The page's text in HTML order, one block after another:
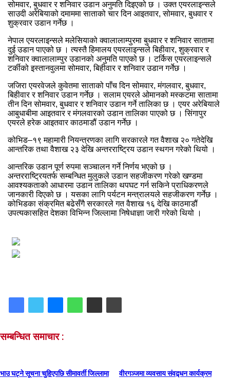
सोमवार, बुधवार र शनिवार उडान अनुमति दिइएको छ । उक्त एयरलाइन्सले
साउदी अरेबियाको दमाममा साताको चार दिन आइतवार, सोमवार, बुधवार र
शुक्रवार उडान गर्नेछ ।
नेपाल एयरलाइन्सले मलेसियाको क्वालालाम्पुरमा बुधवार र शनिवार सातामा
दुई उडान पाएको छ । त्यस्तै हिमालय एयरलाइन्सले बिहीवार, शुक्रवार र
शनिवार क्वालालाम्पुर उडानको अनुमति पाएको छ । टर्किस एयरलाइन्सले
टर्कीको इस्तानवुलमा सोमवार, बिहीवार र शनिवार उडान गर्नेछ ।
जजिरा एयरवेजले कुवेतमा साताको पाँच दिन सोमवार, मंगलवार, बुधवार,
बिहीवार र शनिवार उडान गर्नेछ । सलाम एयरले ओमानको मस्कटमा सातामा
तीन दिन सोमवार, बुधवार र शनिवार उडान गर्ने तालिका छ । एयर अरेबियाले
आबुधाबीमा आइतवार र मंगलवारको उडान तालिका पाएको छ । सिंगापुर
एयरले हरेक आइतवार काठमाडौं उडान गर्नेछ ।
कोभिड–१९ महामारी नियन्त्रणका लागि सरकारले गत वैशाख २० गतेदेखि
आन्तरिक तथा वैशाख २३ देखि अन्तरराष्ट्रिय उडान स्थगन गरेको थियो ।
आन्तरिक उडान पूर्ण रुपमा सञ्चालन गर्ने निर्णय भएको छ ।
अन्तरराष्ट्रियतर्फ सम्बन्धित मुलुकले उडान सहजीकरण गरेको खण्डमा
आवश्यकताको आधारमा उडान तालिका थपघट गर्न सकिने प्राधिकरणले
जानकारी दिएको छ । यसका लागि पर्यटन मन्त्रालयले सहजीकरण गर्नेछ ।
कोभिडका संक्रमित बढेसँगै सरकारले गत वैशाख १६ देखि काठमाडौं
उपत्यकासहित देशका विभिन्न जिल्लामा निषेधाज्ञा जारी गरेको थियो ।
सम्बन्धित समाचार :
भाउ घट्ने सूचना चुहिएपछि सीमावर्ती जिल्लामा
वीरगञ्जमा व्यवसाय संवद्र्धन कार्यक्रम